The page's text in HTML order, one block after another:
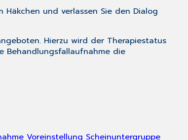
und verlassen Sie den Dialog
Hierzu wird der Therapiestatus
Behandlungsfallaufnahme die
Voreinstellung Scheinuntergruppe